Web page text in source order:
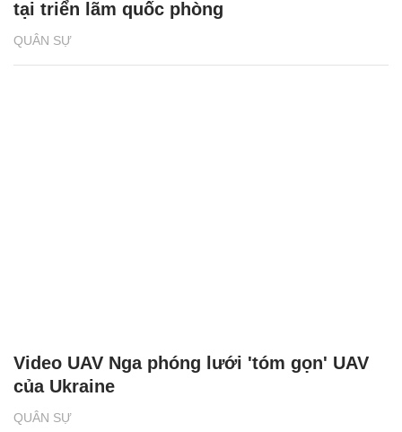
QUÂN SỰ
tại triển lãm quốc phòng
QUÂN SỰ
Video UAV Nga phóng lưới 'tóm gọn' UAV
của Ukraine